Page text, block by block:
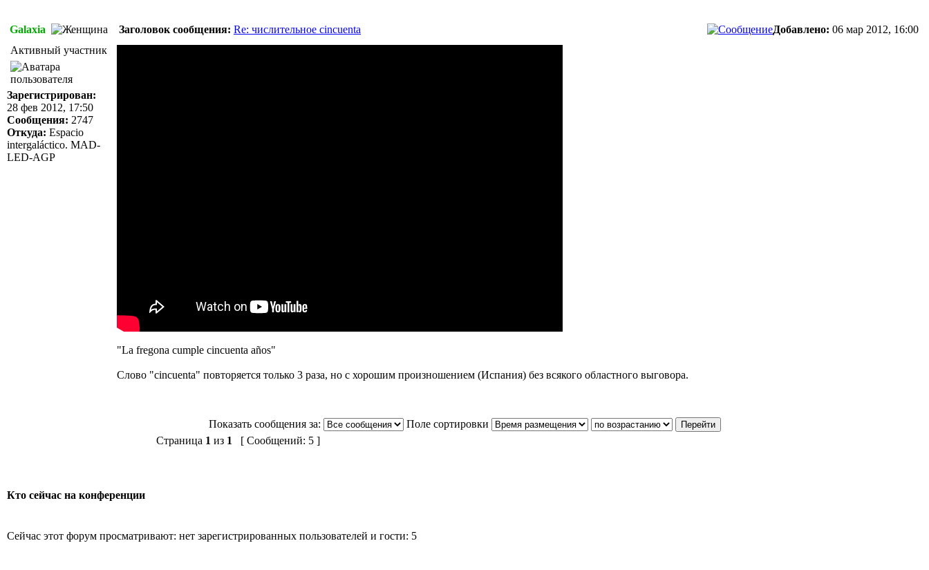
Galaxia Заголовок сообщения: Re: числительное cincuenta Добавлено: 06 мар 2012, 16:00
Активный участник
Зарегистрирован:
28 фев 2012, 17:50
Сообщения: 2747
Откуда: Espacio
intergaláctico. MAD-
LED-AGP
"La fregona cumple cincuenta años"
Слово "cincuenta" повторяется только 3 раза, но с хорошим произношением (Испания) без всякого областного выговора.
Показать сообщения за:
Поле сортировки
Страница 1 из 1 [ Сообщений: 5 ]
Кто сейчас на конференции
Сейчас этот форум просматривают: нет зарегистрированных пользователей и гости: 5